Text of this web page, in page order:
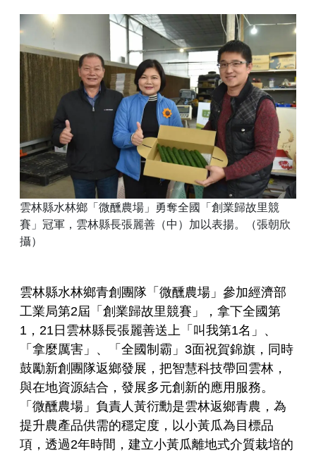
雲林縣水林鄉「微醺農場」勇奪全國「創業歸故里競
賽」冠軍，雲林縣長張麗善（中）加以表揚。（張朝欣
攝）
雲林縣水林鄉青創團隊「微醺農場」參加經濟部
工業局第2屆「創業歸故里競賽」，拿下全國第
1，21日雲林縣長張麗善送上「叫我第1名」、
「拿麼厲害」、「全國制霸」3面祝賀錦旗，同時
鼓勵新創團隊返鄉發展，把智慧科技帶回雲林，
與在地資源結合，發展多元創新的應用服務。
「微醺農場」負責人黃衍勳是雲林返鄉青農，為
提升農產品供需的穩定度，以小黃瓜為目標品
項，透過2年時間，建立小黃瓜離地式介質栽培的